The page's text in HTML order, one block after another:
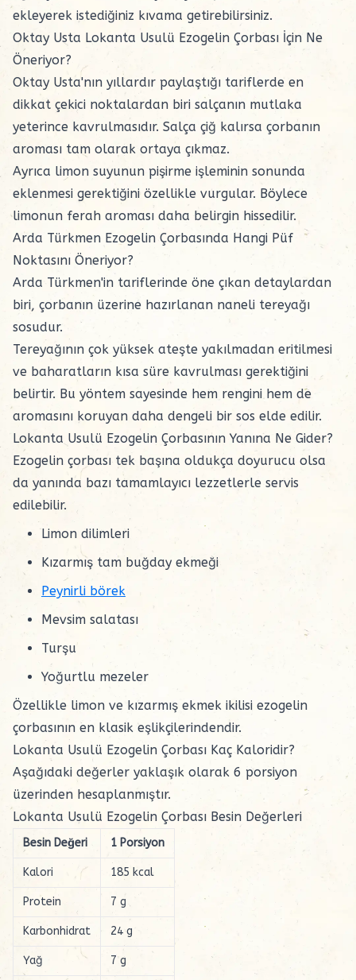
ekleyerek istediğiniz kıvama getirebilirsiniz.
Oktay Usta Lokanta Usulü Ezogelin Çorbası İçin Ne
Öneriyor?
Oktay Usta'nın yıllardır paylaştığı tariflerde en
dikkat çekici noktalardan biri salçanın mutlaka
yeterince kavrulmasıdır. Salça çiğ kalırsa çorbanın
aroması tam olarak ortaya çıkmaz.
Ayrıca limon suyunun pişirme işleminin sonunda
eklenmesi gerektiğini özellikle vurgular. Böylece
limonun ferah aroması daha belirgin hissedilir.
Arda Türkmen Ezogelin Çorbasında Hangi Püf
Noktasını Öneriyor?
Arda Türkmen'in tariflerinde öne çıkan detaylardan
biri, çorbanın üzerine hazırlanan naneli tereyağı
sosudur.
Tereyağının çok yüksek ateşte yakılmadan eritilmesi
ve baharatların kısa süre kavrulması gerektiğini
belirtir. Bu yöntem sayesinde hem rengini hem de
aromasını koruyan daha dengeli bir sos elde edilir.
Lokanta Usulü Ezogelin Çorbasının Yanına Ne Gider?
Ezogelin çorbası tek başına oldukça doyurucu olsa
da yanında bazı tamamlayıcı lezzetlerle servis
edilebilir.
Limon dilimleri
Kızarmış tam buğday ekmeği
Peynirli börek
Mevsim salatası
Turşu
Yoğurtlu mezeler
Özellikle limon ve kızarmış ekmek ikilisi ezogelin
çorbasının en klasik eşlikçilerindendir.
Lokanta Usulü Ezogelin Çorbası Kaç Kaloridir?
Aşağıdaki değerler yaklaşık olarak 6 porsiyon
üzerinden hesaplanmıştır.
Lokanta Usulü Ezogelin Çorbası Besin Değerleri
Besin Değeri 1 Porsiyon
Kalori 185 kcal
Protein 7 g
Karbonhidrat 24 g
Yağ 7 g